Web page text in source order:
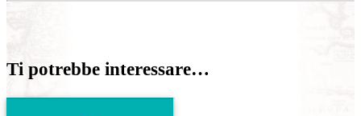
Ti potrebbe interessare…